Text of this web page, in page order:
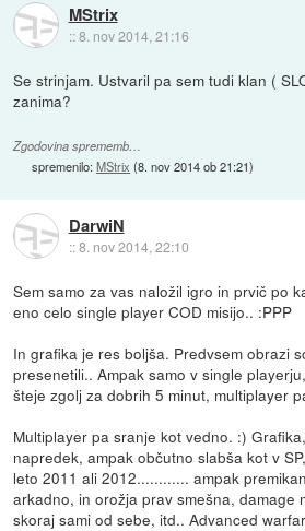
MStrix
::8. nov 2014, 21:16
Se strinjam. Ustvaril pa sem tudi klan (
zanima?
Zgodovina sprememb…
spremenilo:MStrix (8. nov 2014 ob 21:21)
DarwiN
::8. nov 2014, 22:10
Sem samo za vas naložil igro in prvič po
eno celo single player COD misijo.. :PPP
In grafika je res boljša. Predvsem obrazi
presenetili.. Ampak samo v single
šteje zgolj za dobrih 5 minut, multiplayer
Multiplayer pa sranje kot vedno. :)
napredek, ampak občutno slabša kot v
leto 2011 ali 2012............ ampak
arkadno, in orožja prav smešna, damage
skoraj sami od sebe, itd.. Advanced